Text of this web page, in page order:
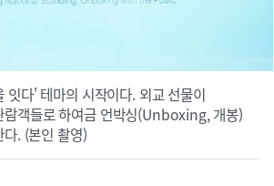
잇다' 테마의 시작이다. 외교 선물이
람객들로 하여금 언박싱(Unboxing, 개봉)
. (본인 촬영)